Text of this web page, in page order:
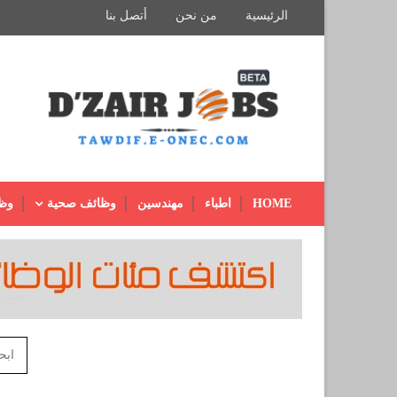
الرئيسية من نحن أتصل بنا
HOME اطباء مهندسين وظائف صحية